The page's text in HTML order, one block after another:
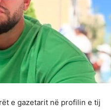
e gazetarit në profilin e tij